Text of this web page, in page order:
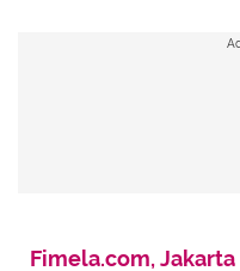
Fimela.com, Jakarta